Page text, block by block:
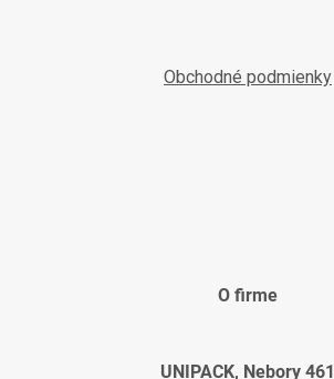
Obchodné podmienky
O firme
UNIPACK, Nebory 461